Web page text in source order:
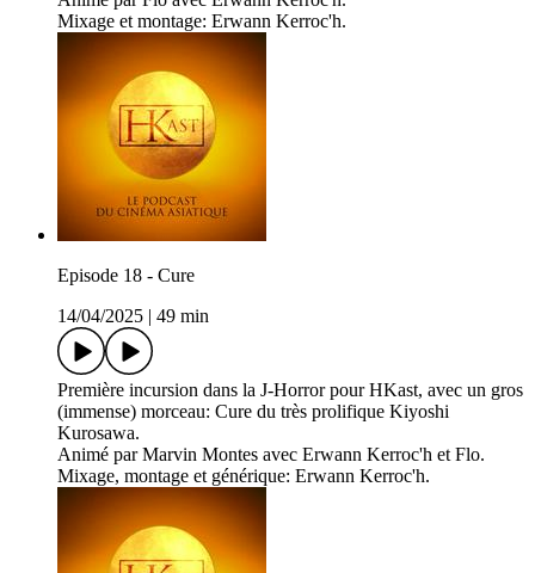
Mixage et montage: Erwann Kerroc'h.
Episode 18 - Cure
14/04/2025
49 min
Première incursion dans la J-Horror pour HKast, avec un gros
(immense) morceau: Cure du très prolifique Kiyoshi
Kurosawa.
Animé par Marvin Montes avec Erwann Kerroc'h et Flo.
Mixage, montage et générique: Erwann Kerroc'h.